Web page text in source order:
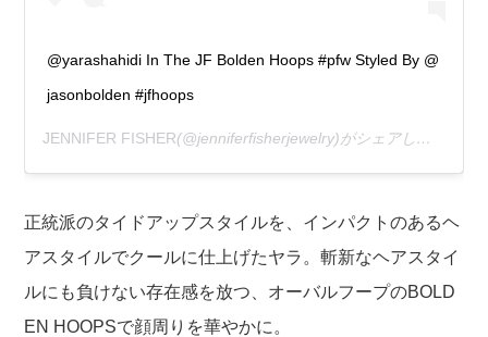
@yarashahidi In The JF Bolden Hoops #pfw Styled By @
jasonbolden #jfhoops
JENNIFER FISHER(@jenniferfisherjewelry)がシェアした投稿 –
正統派のタイドアップスタイルを、インパクトのあるヘ
アスタイルでクールに仕上げたヤラ。斬新なヘアスタイ
ルにも負けない存在感を放つ、オーバルフープのBOLD
EN HOOPSで顔周りを華やかに。